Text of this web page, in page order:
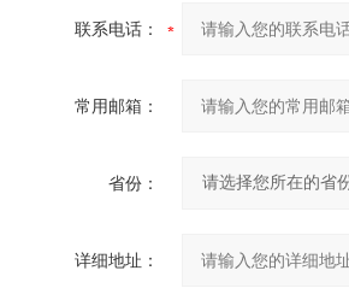
联系电话：
常用邮箱：
省份：
详细地址：